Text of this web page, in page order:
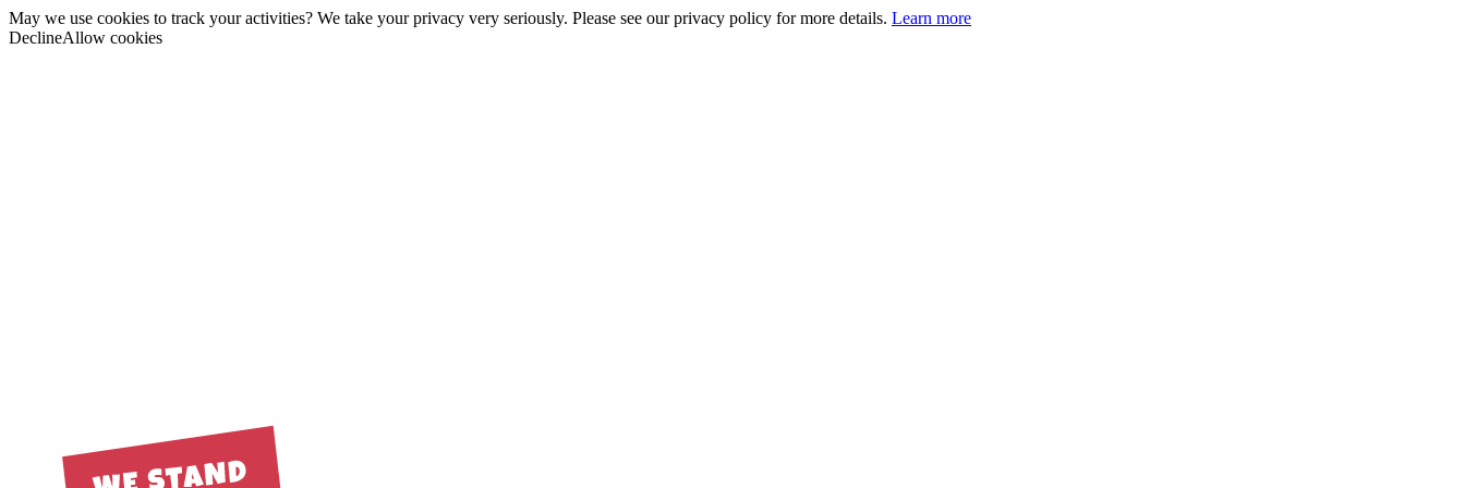
May we use cookies to track your activities? We take your privacy very seriously. Please see our privacy policy for more details. Learn more
DeclineAllow cookies